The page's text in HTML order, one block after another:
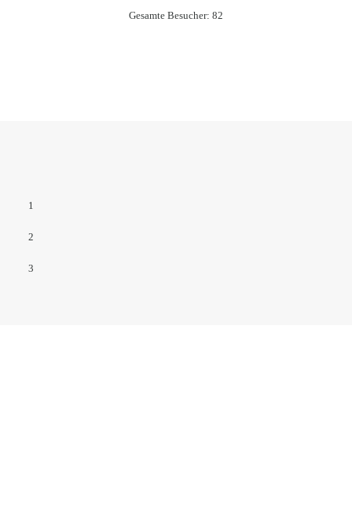
Gesamte Besucher: 82
1
2
3